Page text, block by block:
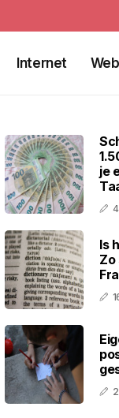
Internet
je
Is
Zo